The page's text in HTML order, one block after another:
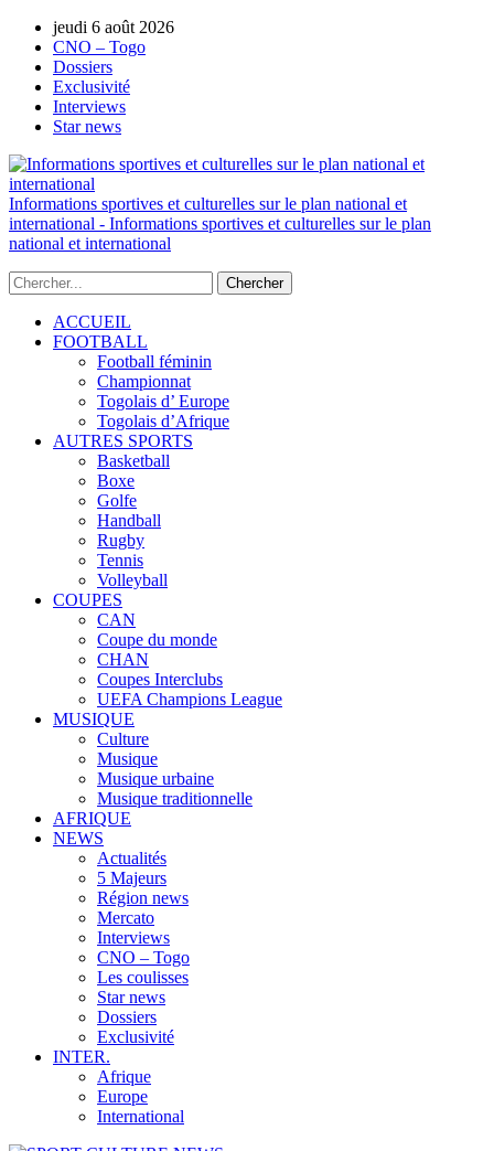
jeudi 6 août 2026
CNO – Togo
Dossiers
Exclusivité
Interviews
Star news
Informations sportives et culturelles sur le plan national et
international - Informations sportives et culturelles sur le plan
national et international
ACCUEIL
FOOTBALL
Football féminin
Championnat
Togolais d’ Europe
Togolais d’Afrique
AUTRES SPORTS
Basketball
Boxe
Golfe
Handball
Rugby
Tennis
Volleyball
COUPES
CAN
Coupe du monde
CHAN
Coupes Interclubs
UEFA Champions League
MUSIQUE
Culture
Musique
Musique urbaine
Musique traditionnelle
AFRIQUE
NEWS
Actualités
5 Majeurs
Région news
Mercato
Interviews
CNO – Togo
Les coulisses
Star news
Dossiers
Exclusivité
INTER.
Afrique
Europe
International
AUTORISATION DE LA HAAC N°0134/